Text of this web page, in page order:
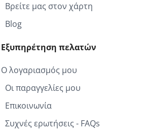
Βρείτε μας στον χάρτη
Blog
Εξυπηρέτηση πελατών
Ο λογαριασμός μου
Οι παραγγελίες μου
Επικοινωνία
Συχνές ερωτήσεις - FAQs